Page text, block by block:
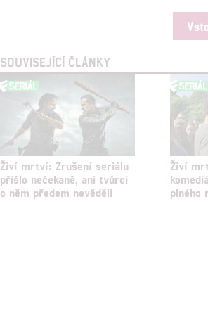
SOUVISEJÍCÍ ČLÁNKY
Živí mrtví: Zrušení seriálu
přišlo nečekaně, ani tvůrci
o něm předem nevěděli
Živí
plného
Udělením
možnost: